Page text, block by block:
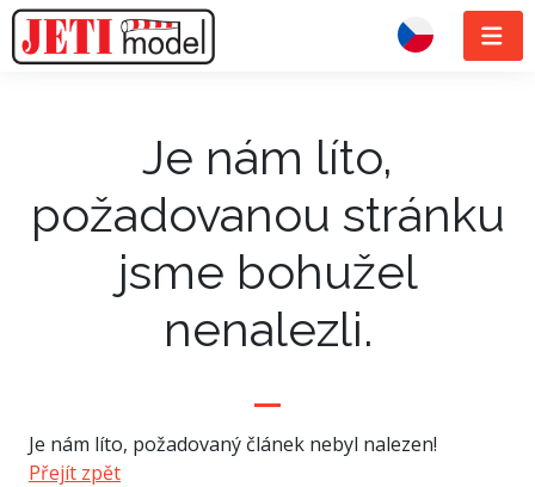
Je nám líto,
požadovanou stránku
jsme bohužel
nenalezli.
Je nám líto, požadovaný článek nebyl nalezen!
Přejít zpět